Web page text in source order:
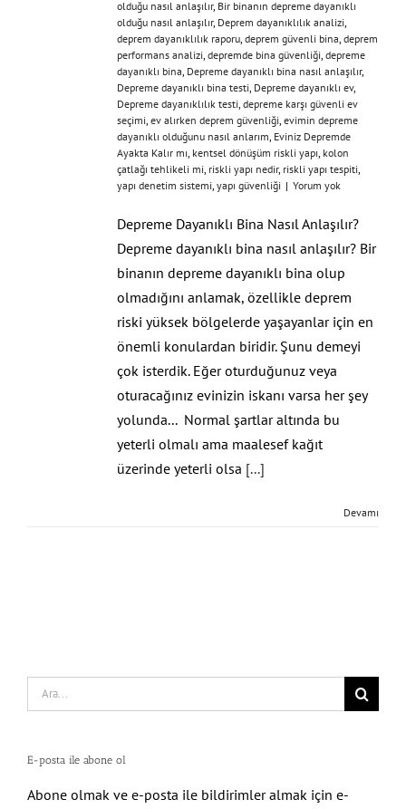
olduğu nasıl anlaşılır, Bir binanın depreme dayanıklı
olduğu nasıl anlaşılır, Deprem dayanıklılık analizi
deprem dayanıklılık raporu deprem güvenli bina deprem
performans analizi depremde bina güvenliği depreme
dayanıklı bina Depreme dayanıklı bina nasıl anlaşılır,
Depreme dayanıklı bina testi Depreme dayanıklı ev,
Depreme dayanıklılık testi depreme karşı güvenli ev
seçimi ev alırken deprem güvenliği evimin depreme
dayanıklı olduğunu nasıl anlarım Eviniz Depremde
Ayakta Kalır mı kentsel dönüşüm riskli yapı kolon
çatlağı tehlikeli mi riskli yapı nedir, riskli yapı tespiti
yapı denetim sistemi yapı güvenliği | Yorum yok
Depreme Dayanıklı Bina Nasıl Anlaşılır?
Depreme dayanıklı bina nasıl anlaşılır? Bir
binanın depreme dayanıklı bina olup
olmadığını anlamak, özellikle deprem
riski yüksek bölgelerde yaşayanlar için en
önemli konulardan biridir. Şunu demeyi
çok isterdik. Eğer oturduğunuz veya
oturacağınız evinizin iskanı varsa her şey
yolunda... Normal şartlar altında bu
yeterli olmalı ama maalesef kağıt
üzerinde yeterli olsa [...]
Devamı
Search
for:
E-posta ile abone ol
Abone olmak ve e-posta ile bildirimler almak için e-